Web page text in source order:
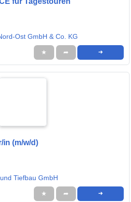
Ost GmbH & Co. KG
★ ➦ ➜
in (m/w/d)
Tiefbau GmbH
★ ➦ ➜